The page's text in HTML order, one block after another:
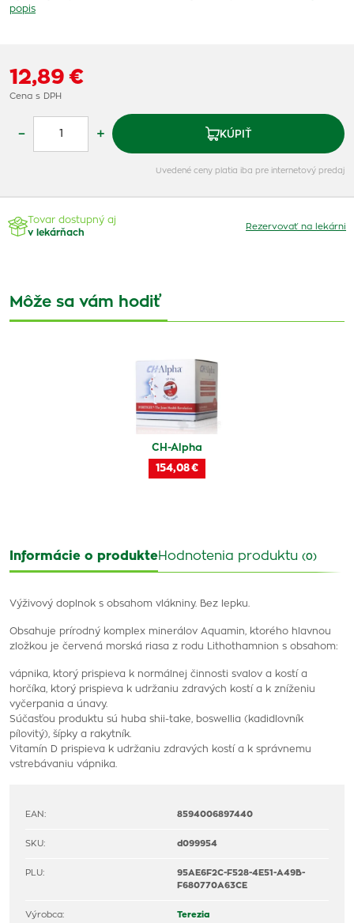
popis
12,89 €
Cena s DPH
– + KÚPIŤ
Uvedené ceny platia iba pre internetový predaj
Tovar dostupný aj
v lekárňach
Rezervovať na lekárni
Môže sa vám hodiť
CH-Alpha
154,08 €
Informácie o produkteHodnotenia produktu (0)
Výživový doplnok s obsahom vlákniny. Bez lepku.
Obsahuje prírodný komplex minerálov Aquamin, ktorého hlavnou
zložkou je červená morská riasa z rodu Lithothamnion s obsahom:
vápnika, ktorý prispieva k normálnej činnosti svalov a kostí a
horčíka, ktorý prispieva k udržaniu zdravých kostí a k zníženiu
vyčerpania a únavy.
Súčasťou produktu sú huba shii-take, boswellia (kadidlovník
pílovitý), šípky a rakytník.
Vitamín D prispieva k udržaniu zdravých kostí a k správ­nemu
vstrebávaniu vápnika.
EAN: 8594006897440
SKU: d099954
PLU:
95AE6F2C-F528-4E51-A49B-
F680770A63CE
Výrobca: Terezia